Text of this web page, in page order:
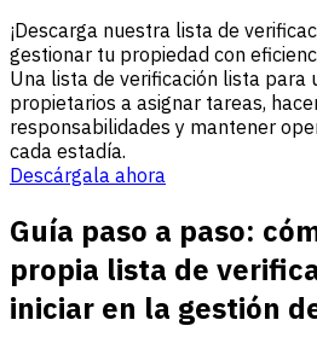
¡Descarga nuestra lista de
gestionar tu propiedad con
Una lista de verificación lista para
propietarios a asignar tareas,
responsabilidades y mantener
cada estadía.
Descárgala ahora
Guía paso a paso:
propia lista de
iniciar en la gestión